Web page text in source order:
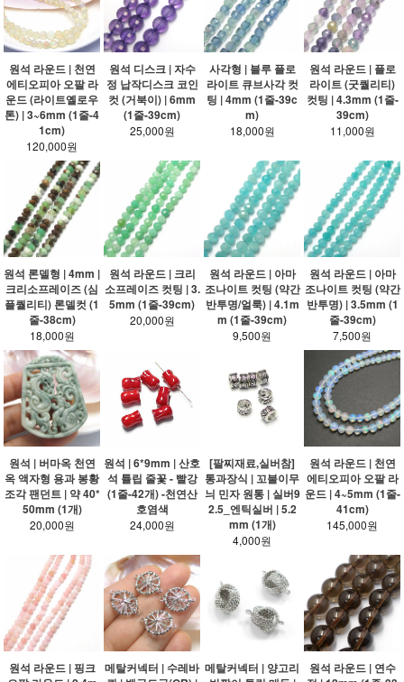
원석 라운드 | 천연
에티오피아 오팔 라
운드 (라이트옐로우
톤) | 3~6mm (1줄-4
1cm)
120,000원
원석 디스크 | 자수
정 납작디스크 코인
컷 (거북이) | 6mm
(1줄-39cm)
25,000원
사각형 | 블루 플로
라이트 큐브사각 컷
팅 | 4mm (1줄-39c
m)
18,000원
원석 라운드 | 플로
라이트 (굿퀄리티)
컷팅 | 4.3mm (1줄-
39cm)
11,000원
원석 론델형 | 4mm |
크리소프레이즈 (심
플퀄리티) 론델컷 (1
줄-38cm)
18,000원
원석 라운드 | 크리
소프레이즈 컷팅 | 3.
5mm (1줄-39cm)
20,000원
원석 라운드 | 아마
조나이트 컷팅 (약간
반투명/얼룩) | 4.1m
m (1줄-39cm)
9,500원
원석 라운드 | 아마
조나이트 컷팅 (약간
반투명) | 3.5mm (1
줄-39cm)
7,500원
원석 | 버마옥 천연
옥 액자형 용과 봉황
조각 팬던트 | 약 40*
50mm (1개)
20,000원
원석 | 6*9mm | 산호
석 튤립 줄꽃 - 빨강
(1줄-42개) -천연산
호염색
24,000원
[팔찌재료,실버참]
통과장식 | 꼬불이무
늬 민자 원통 | 실버9
2.5_엔틱실버 | 5.2
mm (1개)
4,000원
원석 라운드 | 천연
에티오피아 오팔 라
운드 | 4~5mm (1줄-
41cm)
145,000원
원석 라운드 | 핑크 메탈커넥터 | 수레바 메탈커넥터 | 양고리
원석 라운드 | 연수